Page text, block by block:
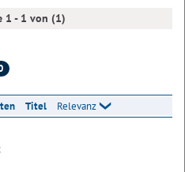
1 - 1 von (1)
Titel Relevanz